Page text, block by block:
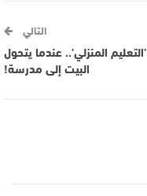
التالي
’التعليم المنزلي’.. عندما يتحول
البيت إلى مدرسة!